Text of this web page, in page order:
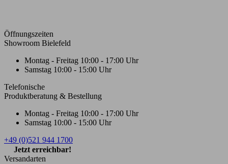
Öffnungszeiten
Showroom Bielefeld
Montag - Freitag 10:00 - 17:00 Uhr
Samstag 10:00 - 15:00 Uhr
Telefonische
Produktberatung & Bestellung
Montag - Freitag 10:00 - 17:00 Uhr
Samstag 10:00 - 15:00 Uhr
+49 (0)521 944 1700
Jetzt erreichbar!
Versandarten